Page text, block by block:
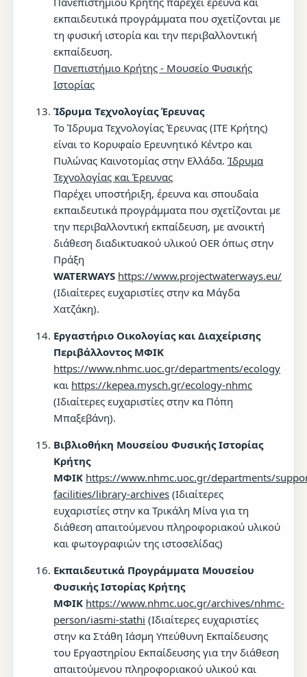
εκπαιδευτικά προγράμματα που σχετίζονται με
τη φυσική ιστορία και την περιβαλλοντική
εκπαίδευση.
Πανεπιστήμιο Κρήτης - Μουσείο Φυσικής
Ιστορίας
Ίδρυμα Τεχνολογίας Έρευνας
Το Ίδρυμα Τεχνολογίας Έρευνας (ΙΤΕ Κρήτης)
είναι το Κορυφαίο Ερευνητικό Κέντρο και
Πυλώνας Καινοτομίας στην Ελλάδα.Ίδρυμα
Τεχνολογίας και Έρευνας
Παρέχει υποστήριξη, έρευνα και σπουδαία
εκπαιδευτικά προγράμματα που σχετίζονται με
την περιβαλλοντική εκπαίδευση, με ανοικτή
διάθεση διαδικτυακού υλικού OER όπως στην
Πράξη
WATERWAYS https://www.projectwaterways.eu/
(Ιδιαίτερες ευχαριστίες στην κα Μάγδα
Χατζάκη).
Εργαστήριο Οικολογίας και Διαχείρισης
Περιβάλλοντος ΜΦΙΚ
https://www.nhmc.uoc.gr/departments/ecology
και https://kepea.mysch.gr/ecology-nhmc
(Ιδιαίτερες ευχαριστίες στην κα Πόπη
Μπαξεβάνη).
Βιβλιοθήκη Μουσείου Φυσικής Ιστορίας
Κρήτης
ΜΦΙΚ https://www.nhmc.uoc.gr/departments/
facilities/library-archives (Ιδιαίτερες
ευχαριστίες στην κα Τρικάλη Μίνα για τη
διάθεση απαιτούμενου πληροφοριακού υλικού
και φωτογραφιών της ιστοσελίδας)
Εκπαιδευτικά Προγράμματα Μουσείου
Φυσικής Ιστορίας Κρήτης
ΜΦΙΚ https://www.nhmc.uoc.gr/archives/nhmc-
person/iasmi-stathi (Ιδιαίτερες ευχαριστίες
στην κα Στάθη Ιάσμη Yπεύθυνη Εκπαίδευσης
του Εργαστηρίου Εκπαίδευσης για την διάθεση
απαιτούμενου πληροφοριακού υλικού και